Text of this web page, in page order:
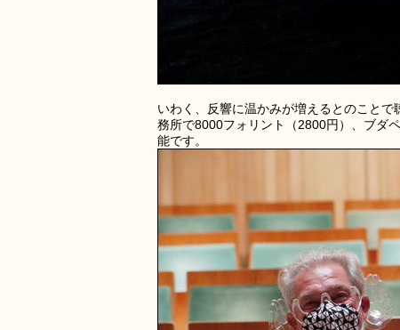
いわく、反響に温かみが増えるとのこと
務所で8000フォリント（2800円）、ブダ
能です。